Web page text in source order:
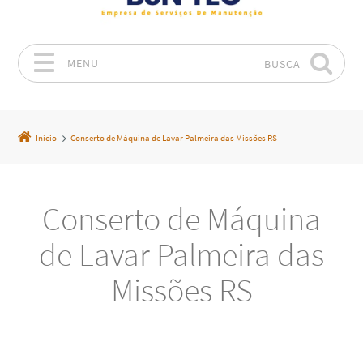
MENU BUSCA
Início Conserto de Máquina de Lavar Palmeira das Missões RS
Conserto de Máquina
de Lavar Palmeira das
Missões RS